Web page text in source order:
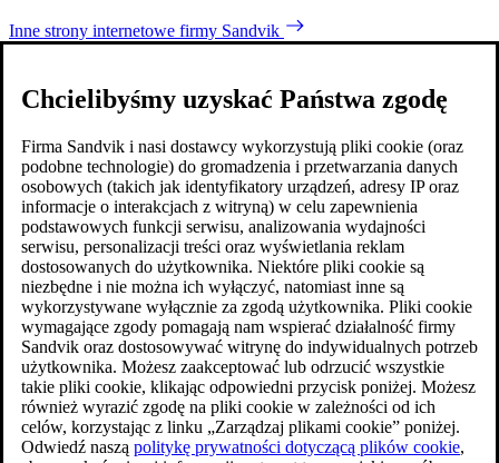
Inne strony internetowe firmy Sandvik
Chcielibyśmy uzyskać Państwa zgodę
Firma Sandvik i nasi dostawcy wykorzystują pliki cookie (oraz
podobne technologie) do gromadzenia i przetwarzania danych
osobowych (takich jak identyfikatory urządzeń, adresy IP oraz
informacje o interakcjach z witryną) w celu zapewnienia
podstawowych funkcji serwisu, analizowania wydajności
serwisu, personalizacji treści oraz wyświetlania reklam
dostosowanych do użytkownika. Niektóre pliki cookie są
niezbędne i nie można ich wyłączyć, natomiast inne są
wykorzystywane wyłącznie za zgodą użytkownika. Pliki cookie
wymagające zgody pomagają nam wspierać działalność firmy
Sandvik oraz dostosowywać witrynę do indywidualnych potrzeb
użytkownika. Możesz zaakceptować lub odrzucić wszystkie
takie pliki cookie, klikając odpowiedni przycisk poniżej. Możesz
również wyrazić zgodę na pliki cookie w zależności od ich
celów, korzystając z linku „Zarządzaj plikami cookie” poniżej.
Odwiedź naszą politykę prywatności dotyczącą plików cookie,